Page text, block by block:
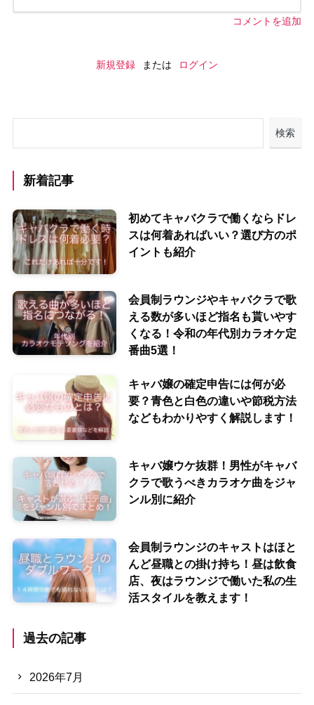
コメントを追加
新規登録 または ログイン
検索
新着記事
初めてキャバクラで働くならドレ
スは何着あればいい？選び方のポ
イントも紹介
会員制ラウンジやキャバクラで歌
える数が多いほど指名も貰いやす
くなる！令和の年代別カラオケ定
番曲5選！
キャバ嬢の確定申告には何が必
要？青色と白色の違いや節税方法
などもわかりやすく解説します！
キャバ嬢ウケ抜群！男性がキャバ
クラで歌うべきカラオケ曲をジャ
ンル別に紹介
会員制ラウンジのキャストはほと
んど昼職との掛け持ち！昼は飲食
店、夜はラウンジで働いた私の生
活スタイルを教えます！
過去の記事
2026年7月